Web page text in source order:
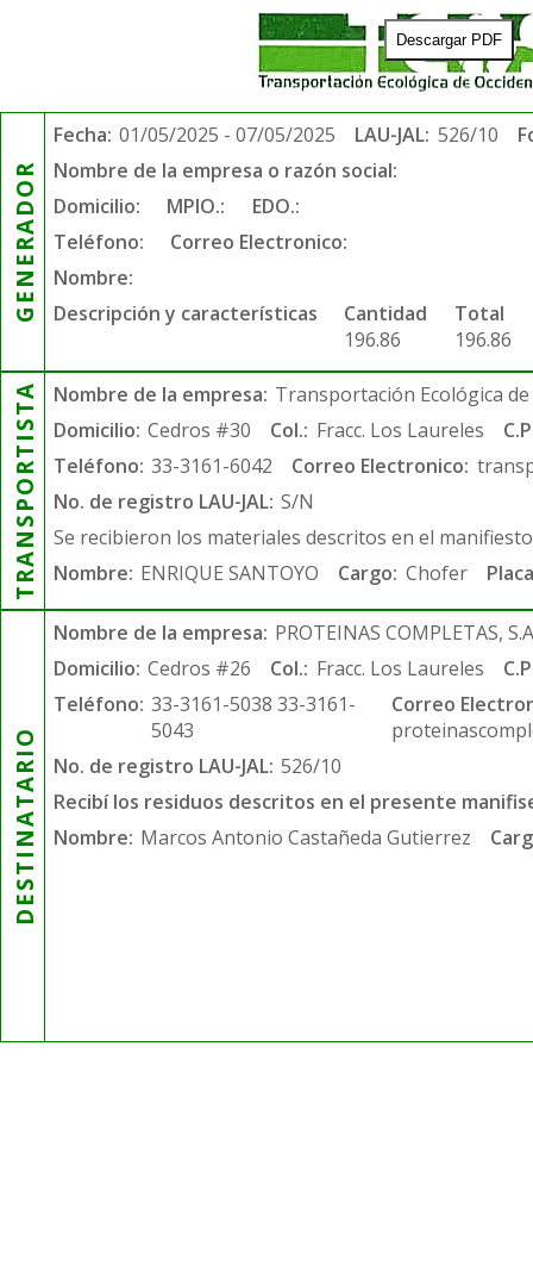
Descargar PDF
GENERADOR
Fecha: 01/05/2025 - 07/05/2025 LAU-JAL: 526/10
Nombre de la empresa o razón social:
Domicilio:
MPIO.:
EDO.:
Teléfono:
Correo Electronico:
Nombre:
Descripción y características
Cantidad
196.86
Total
196.86
TRANSPORTISTA Nombre de la empresa: Transportación Ecológica de
Domicilio: Cedros #30 Col.: Fracc. Los Laureles
Teléfono: 33-3161-6042 Correo Electronico:
No. de registro LAU-JAL: S/N
Se recibieron los materiales descritos en el
Nombre: ENRIQUE SANTOYO Cargo: Chofer
DESTINATARIO
Nombre de la empresa: PROTEINAS COMPLETAS,
Domicilio: Cedros #26 Col.: Fracc. Los Laureles
Teléfono: 33-3161-5038 33-3161-
5043
Correo
No. de registro LAU-JAL: 526/10
Recibí los residuos descritos en el presente
Nombre: Marcos Antonio Castañeda Gutierrez